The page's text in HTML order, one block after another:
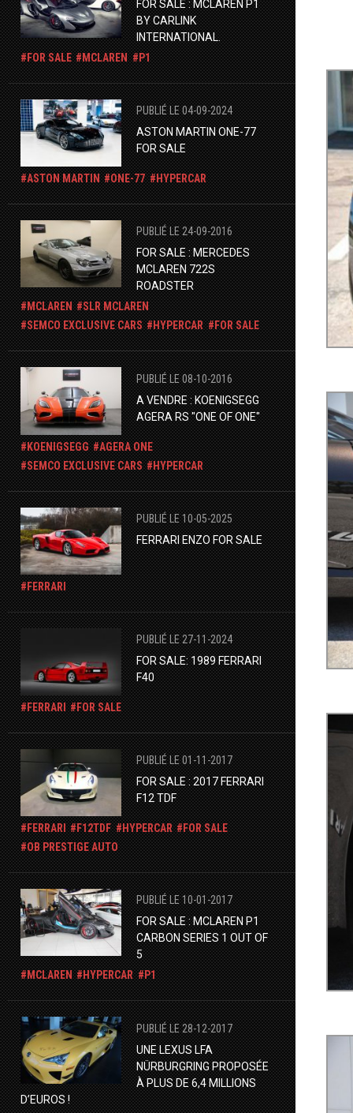
FOR SALE : MCLAREN P1
BY CARLINK
INTERNATIONAL.
FOR SALE
MCLAREN P1
PUBLIÉ LE 04-09-2024
ASTON MARTIN ONE-77
FOR SALE
ASTON MARTIN ONE-77 HYPERCAR
PUBLIÉ LE 24-09-2016
FOR SALE : MERCEDES
MCLAREN 722S
ROADSTER
MCLAREN
SLR MCLAREN
SEMCO EXCLUSIVE CARS
HYPERCAR FOR SALE
PUBLIÉ LE 08-10-2016
A VENDRE : KOENIGSEGG
AGERA RS "ONE OF ONE"
KOENIGSEGG
AGERA ONE
SEMCO EXCLUSIVE CARS
HYPERCAR
PUBLIÉ LE 10-05-2025
FERRARI ENZO FOR SALE
FERRARI
PUBLIÉ LE 27-11-2024
FOR SALE: 1989 FERRARI
F40
FERRARI FOR SALE
PUBLIÉ LE 01-11-2017
FOR SALE : 2017 FERRARI
F12 TDF
FERRARI F12TDF HYPERCAR
FOR SALE
OB PRESTIGE AUTO
PUBLIÉ LE 10-01-2017
FOR SALE : MCLAREN P1
CARBON SERIES 1 OUT OF
5
MCLAREN
HYPERCAR P1
PUBLIÉ LE 28-12-2017
UNE LEXUS LFA
NÜRBURGRING PROPOSÉE
À PLUS DE 6,4 MILLIONS
D’EUROS !